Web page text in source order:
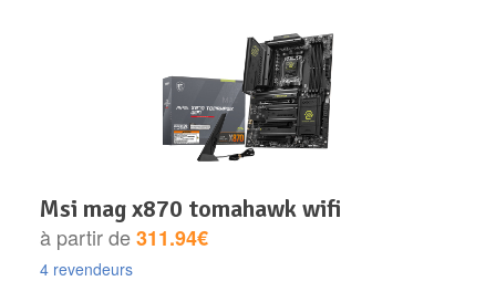
msi mag x870 tomahawk wifi
à partir de311.94€
4 revendeurs